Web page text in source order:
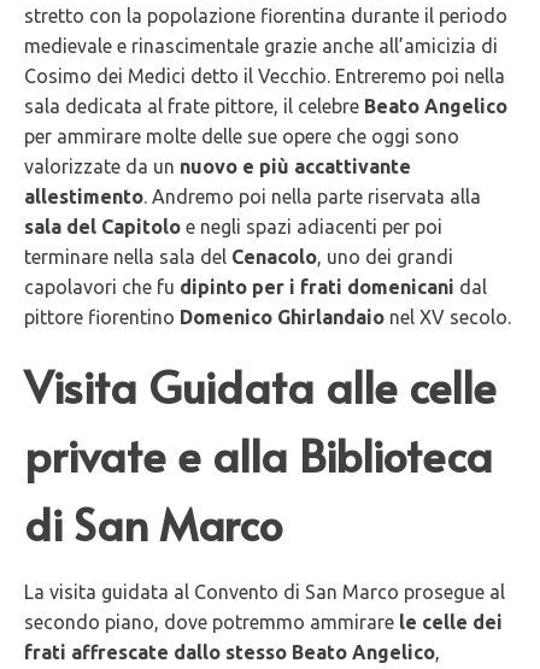
stretto con la popolazione fiorentina durante il periodo
medievale e rinascimentale grazie anche all’amicizia di
Cosimo dei Medici detto il Vecchio. Entreremo poi nella
sala dedicata al frate pittore, il celebre Beato Angelico
per ammirare molte delle sue opere che oggi sono
valorizzate da un nuovo e più accattivante
allestimento. Andremo poi nella parte riservata alla
sala del Capitolo e negli spazi adiacenti per poi
terminare nella sala del Cenacolo, uno dei grandi
capolavori che fu dipinto per i frati domenicani dal
pittore fiorentino Domenico Ghirlandaio nel XV secolo.
Visita Guidata alle celle
private e alla Biblioteca
di San Marco
La visita guidata al Convento di San Marco prosegue al
secondo piano, dove potremmo ammirare le celle dei
frati affrescate dallo stesso Beato Angelico,